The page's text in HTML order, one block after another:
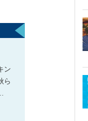
ン
ら